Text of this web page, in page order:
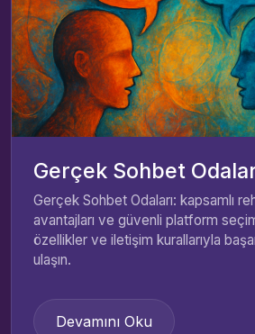
Gerçek Sohbet
Gerçek Sohbet Odaları: kapsamlı
avantajları ve güvenli platform
özellikler ve iletişim kurallarıyla
ulaşın.
Devamını Oku